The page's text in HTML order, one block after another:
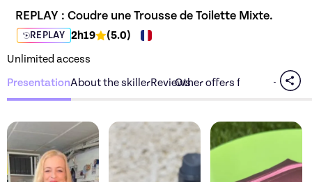
REPLAY : Coudre une Trousse de Toilette Mixte.
REPLAY 2h19 (5.0)
Unlimited access
PresentationAbout the skillerReviewsOther offers from the skiller
Discover the offerCoudre une Trousse
Discover the offer